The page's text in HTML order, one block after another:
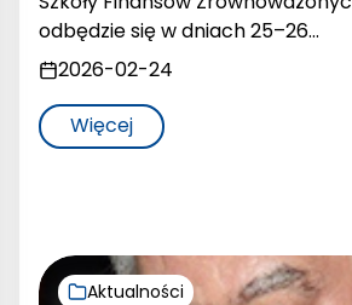
odbędzie się w dniach 25–26…
2026-02-24
Więcej
Aktualności